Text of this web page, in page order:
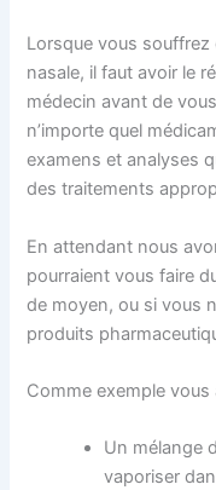
Lorsque vous souffrez
nasale, il faut avoir le
médecin avant de
n’importe quel
examens et analyses
des traitements
En attendant nous
pourraient vous faire
de moyen, ou si vous
produits
Comme exemple
Un mélange
vaporiser